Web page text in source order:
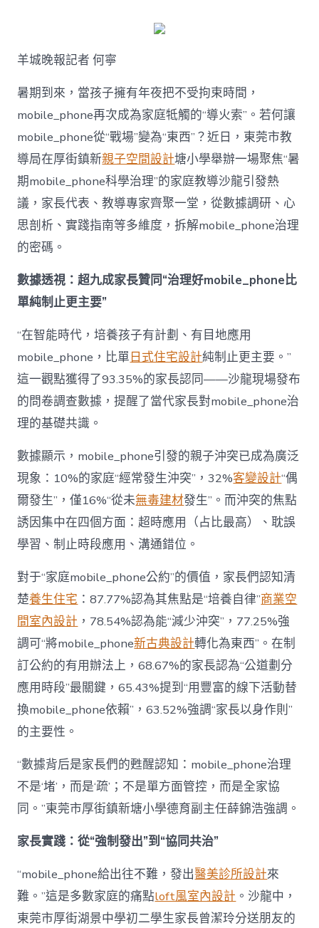
治
理
難
題？
讓
mobilJIUYI
俱
意
空
間
設
成
為
東
西”，
而
非
“家
庭
中
羊城晚報記者 何寧
暑期到來，當孩子擁有年夜把不受拘束時間，
mobile_phone再次成為家庭牴觸的“導火索”。若何讓
mobile_phone從“戰場”變為“東西”？近日，東莞市教
導局在厚街鎮新親子空間設計塘小學舉辦一場聚焦“暑
期mobile_phone科學治理”的家庭教導沙龍引發熱
議，家長代表、教導專家齊聚一堂，從數據調研、心
思剖析、實踐指南等多維度，拆解mobile_phone治理
的密碼。
數據透視：超九成家長贊同“治理好mobile_phone比
單純制止更主要”
“在智能時代，培養孩子有計劃、有目地應用
mobile_phone，比單日式住宅設計純制止更主要。”
這一觀點獲得了93.35%的家長認同——沙龍現場發布
的問卷調查數據，提醒了當代家長對mobile_phone治
理的基礎共識。
數據顯示，mobile_phone引發的親子沖突已成為廣泛
現象：10%的家庭“經常發生沖突”，32%客變設計“偶
爾發生”，僅16%“從未無毒建材發生”。而沖突的焦點
誘因集中在四個方面：超時應用（占比最高）、耽誤
學習、制止時段應用、溝通錯位。
對于“家庭mobile_phone公約”的價值，家長們認知清
楚養生住宅 ：87.77%認為其焦點是“培養自律”商業空
間室內設計 ，78.54%認為能“減少沖突”，77.25%強
調可“將mobile_phone新古典設計轉化為東西”。在制
訂公約的有用辦法上，68.67%的家長認為“公道劃分
應用時段”最關鍵，65.43%提到“用豐富的線下活動替
換mobile_phone依賴”，63.52%強調“家長以身作則”
的主要性。
“數據背后是家長們的甦醒認知：mobile_phone治理
不是‘堵’，而是‘疏’；不是單方面管控，而是全家協
同。”東莞市厚街鎮新塘小學德育副主任薛錦浩強調。
家長實踐：從“強制發出”到“協同共治”
“mobile_phone給出往不難，發出醫美診所設計來
難。”這是多數家庭的痛點loft風室內設計 。沙龍中，
東莞市厚街湖景中學初二學生家長曾潔玲分送朋友的